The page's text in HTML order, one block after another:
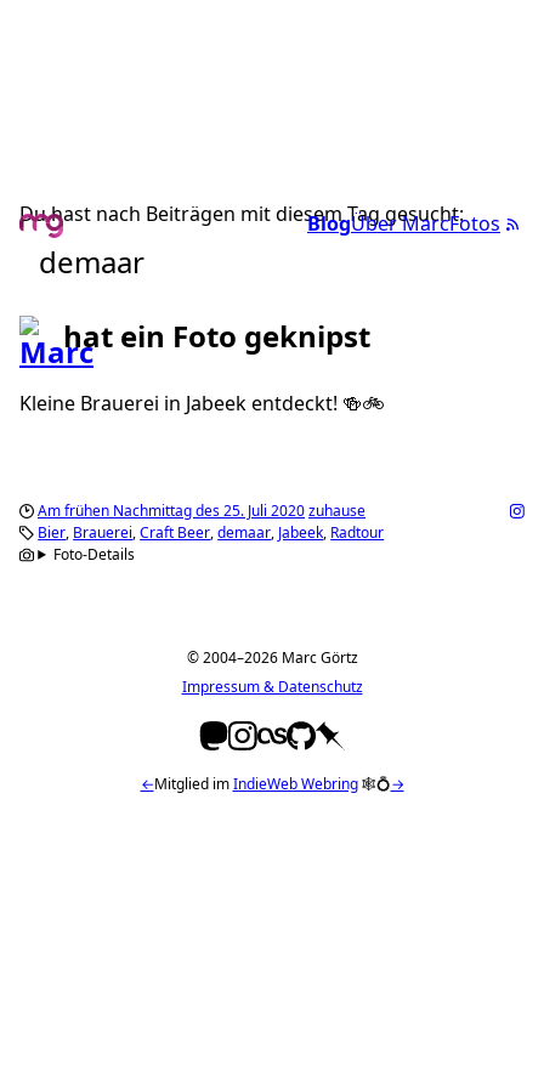
BlogÜber MarcFotos
Du hast nach Beiträgen mit diesem Tag gesucht:
demaar
hat ein Foto geknipst
Kleine Brauerei in Jabeek entdeckt! 🍻🚲
Am frühen Nachmittag des 25. Juli 2020zuhause
Bier Brauerei Craft Beer demaar Jabeek Radtour
Foto-Details
© 2004–2026 Marc Görtz
Impressum & Datenschutz
←Mitglied imIndieWeb Webring🕸💍→